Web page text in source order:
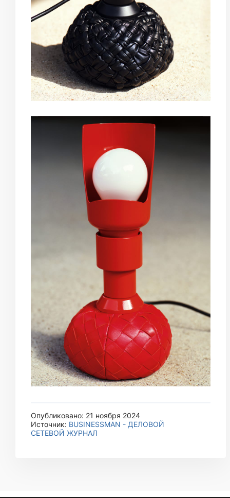
Опубликовано: 21 ноября 2024
Источник: BUSINESSMAN - ДЕЛОВОЙ
СЕТЕВОЙ ЖУРНАЛ